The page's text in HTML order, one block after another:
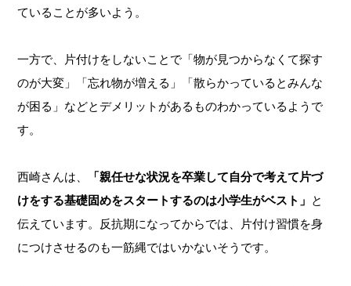
ていることが多いよう。
一方で、片付けをしないことで「物が見つからなくて探す
のが大変」「忘れ物が増える」「散らかっているとみんな
が困る」などとデメリットがあるものわかっているようで
す。
西崎さんは、
「親任せな状況を卒業して自分で考えて片づ
けをする基礎固めをスタートするのは小学生がベスト」 と
伝えています。反抗期になってからでは、片付け習慣を身
につけさせるのも一筋縄ではいかないそうです。